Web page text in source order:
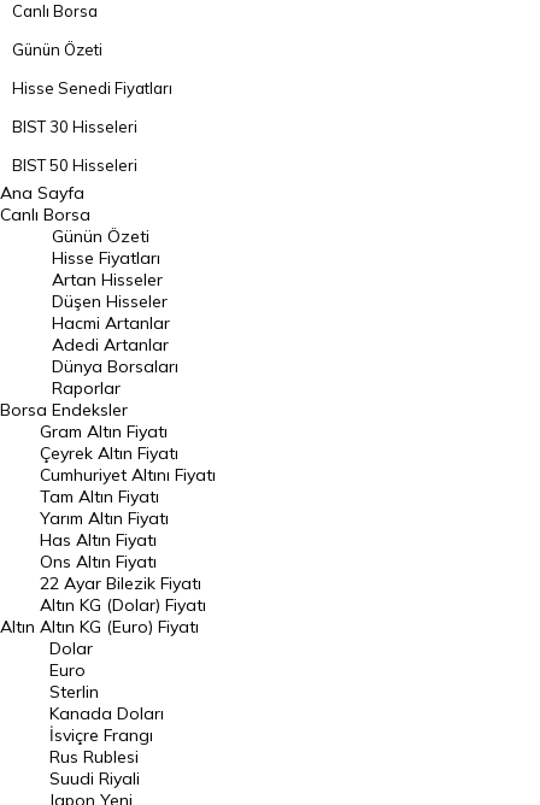
Canlı Borsa
Günün Özeti
Hisse Senedi Fiyatları
BIST 30 Hisseleri
BIST 50 Hisseleri
BIST 100 Hisseleri
En Çok Artan Hisseler
En Çok Düşen Hisseler
Hacmi Artanlar
Geçmiş Kapanışlar
Dünya Borsaları
Raporlar
Endeksler
DÖVİZ
Döviz Kuru
Dolar Kuru
Euro Kuru
Pound Kuru
Frank Kuru
Riyal Kuru
Avustralya Doları
Ana Sayfa
Canlı Borsa
Borsa
Günün Özeti
Hisse Fiyatları
Artan Hisseler
Düşen Hisseler
Hacmi Artanlar
Adedi Artanlar
Dünya Borsaları
Raporlar
Endeksler
Altın
Gram Altın Fiyatı
Çeyrek Altın Fiyatı
Cumhuriyet Altını Fiyatı
Tam Altın Fiyatı
Yarım Altın Fiyatı
Has Altın Fiyatı
Ons Altın Fiyatı
22 Ayar Bilezik Fiyatı
Altın KG (Dolar) Fiyatı
Altın KG (Euro) Fiyatı
Dolar
Euro
Sterlin
Kanada Doları
İsviçre Frangı
Rus Rublesi
Suudi Riyali
Japon Yeni